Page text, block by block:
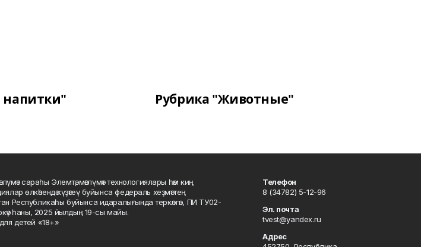
напитки" Рубрика "Животные"
сараһы Элемтә, мәғлүмәт технологиялары һәм киң
өлкәһендә күҙәтеү буйынса федераль хеҙмәттең
Республикаһы буйынса идаралығында теркәлгән, ПИ ТУ02-
һаны, 2025 йылдың 19-сы майы.
детей «18+»
Телефон
8 (34782) 5-12-96
Эл. почта
tvest@yandex.ru
Адрес